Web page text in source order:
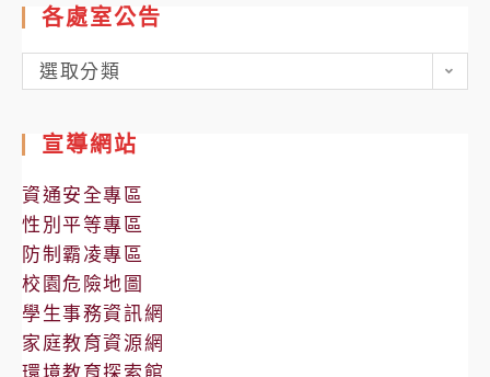
各處室公告
各
處
公
告
選取分類
宣導網站
資通安全專區
性別平等專區
防制霸凌專區
校園危險地圖
學生事務資訊網
家庭教育資源網
環境教育探索館